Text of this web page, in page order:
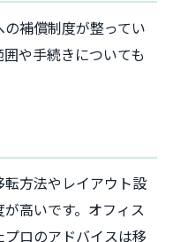
補償制度が整ってい
や手続きについても
方法やレイアウト設
高いです。オフィス
ロのアドバイスは移